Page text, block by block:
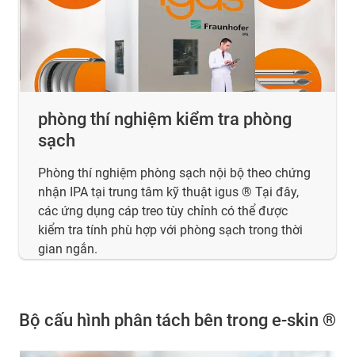
phòng thí nghiệm kiểm tra phòng
sạch
Phòng thí nghiệm phòng sạch nội bộ theo chứng
nhận IPA tại trung tâm kỹ thuật igus ® Tại đây,
các ứng dụng cáp treo tùy chỉnh có thể được
kiểm tra tính phù hợp với phòng sạch trong thời
gian ngắn.
Bộ cấu hình phân tách bên trong e-skin ®